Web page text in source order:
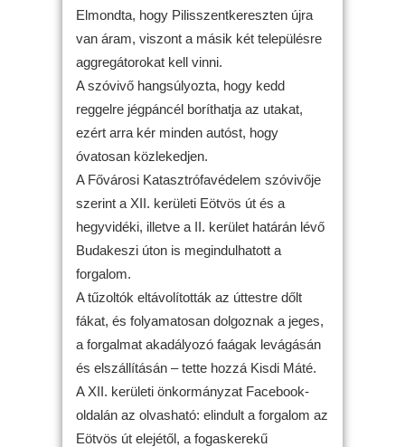
Elmondta, hogy Pilisszentkereszten újra
van áram, viszont a másik két településre
aggregátorokat kell vinni.
A szóvivő hangsúlyozta, hogy kedd
reggelre jégpáncél boríthatja az utakat,
ezért arra kér minden autóst, hogy
óvatosan közlekedjen.
A Fővárosi Katasztrófavédelem szóvivője
szerint a XII. kerületi Eötvös út és a
hegyvidéki, illetve a II. kerület határán lévő
Budakeszi úton is megindulhatott a
forgalom.
A tűzoltók eltávolították az úttestre dőlt
fákat, és folyamatosan dolgoznak a jeges,
a forgalmat akadályozó faágak levágásán
és elszállításán – tette hozzá Kisdi Máté.
A XII. kerületi önkormányzat Facebook-
oldalán az olvasható: elindult a forgalom az
Eötvös út elejétől, a fogaskerekű